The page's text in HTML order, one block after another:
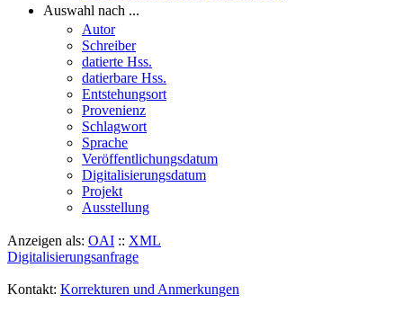
Auswahl nach ...
Autor
Schreiber
datierte Hss.
datierbare Hss.
Entstehungsort
Provenienz
Schlagwort
Sprache
Veröffentlichungsdatum
Digitalisierungsdatum
Projekt
Ausstellung
Anzeigen als: OAI :: XML
Digitalisierungsanfrage
Kontakt: Korrekturen und Anmerkungen